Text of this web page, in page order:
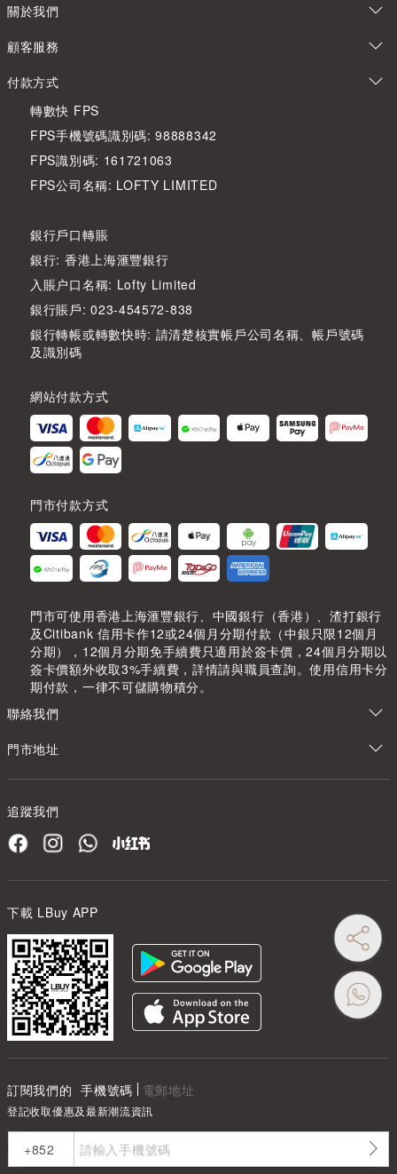
關於我們
顧客服務
付款方式
轉數快 FPS
FPS手機號碼識別碼: 98888342
FPS識別碼: 161721063
FPS公司名稱: LOFTY LIMITED
銀行戶口轉賬
銀行: 香港上海滙豐銀行
入賬户口名稱: Lofty Limited
銀行賬戶: 023-454572-838
銀行轉帳或轉數快時: 請清楚核實帳戶公司名稱、帳戶號碼
及識別碼
網站付款方式
門市付款方式
門市可使用香港上海滙豐銀行、中國銀行（香港）、渣打銀行
及Citibank 信用卡作12或24個月分期付款（中銀只限12個月
分期），12個月分期免手續費只適用於簽卡價，24個月分期以
簽卡價額外收取3%手續費，詳情請與職員查詢。使用信用卡分
期付款，一律不可儲購物積分。
聯絡我們
門市地址
追蹤我們
下載 LBuy APP
訂閱我們的 手機號碼 電郵地址
登記收取優惠及最新潮流資訊